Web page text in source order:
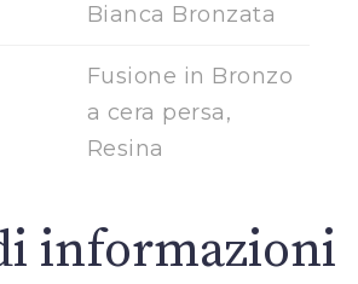
Bianca Bronzata
Fusione in Bronzo
a cera persa,
Resina
informazioni